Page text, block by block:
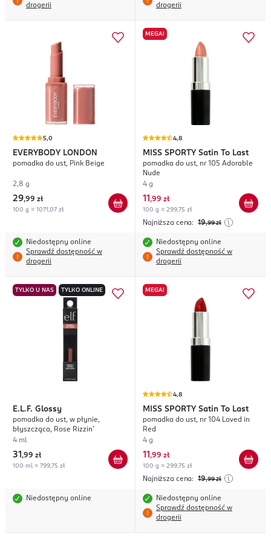
drogerii
drogerii
5,0
EVERYBODY LONDON
pomadka do ust, Pink Beige
2,8 g
29,99 zł
100 g = 1071,07 zł
Niedostępny online
Sprawdź dostępność w
drogerii
MEGA!
4,8
MISS SPORTY Satin To Last
pomadka do ust, nr 105 Adorable
Nude
4 g
11 ,99 zł
100 g = 299,75 zł
Najniższa cena: 19,99 zł
Niedostępny online
Sprawdź dostępność w
drogerii
TYLKO U NAS TYLKO ONLINE
E.L.F. Glossy
pomadka do ust, w płynie,
błyszcząca, Rose Rizzin'
4 ml
31 ,99 zł
100 ml = 799,75 zł
Niedostępny online
MEGA!
4,8
MISS SPORTY Satin To Last
pomadka do ust, nr 104 Loved in
Red
4 g
11 ,99 zł
100 g = 299,75 zł
Najniższa cena: 19,99 zł
Niedostępny online
Sprawdź dostępność w
drogerii